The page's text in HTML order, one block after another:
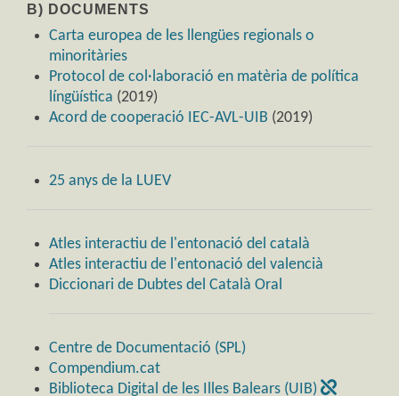
B) DOCUMENTS
Carta europea de les llengües regionals o
minoritàries
Protocol de col·laboració en matèria de política
língüística (2019)
Acord de cooperació IEC-AVL-UIB (2019)
25 anys de la LUEV
Atles interactiu de l'entonació del català
Atles interactiu de l'entonació del valencià
Diccionari de Dubtes del Català Oral
Centre de Documentació (SPL)
Compendium.cat
Biblioteca Digital de les Illes Balears (UIB)